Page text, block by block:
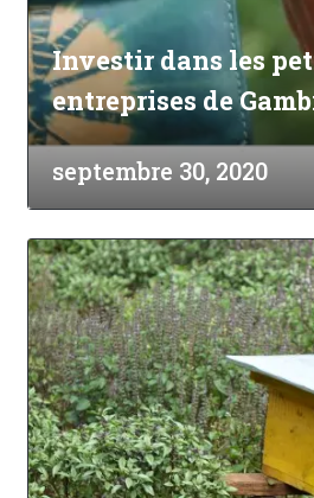
Investir dans les
entreprises de
septembre 30, 2020